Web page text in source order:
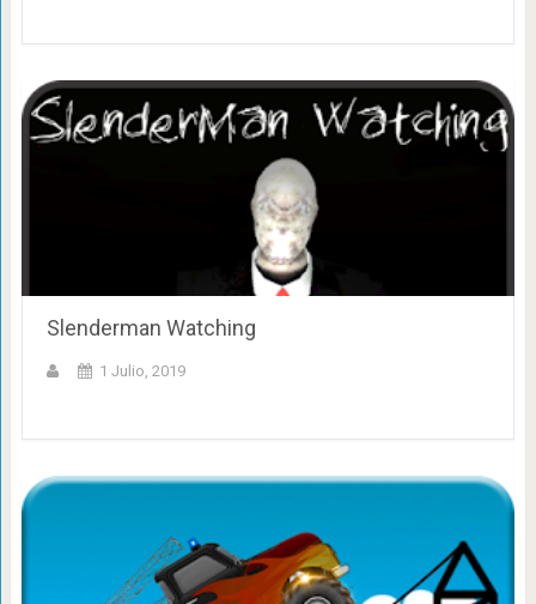
Slenderman Watching
1 Julio, 2019